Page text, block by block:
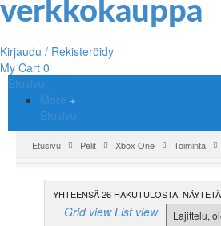
Kirjaudu / Rekisteröidy
My Cart 0
Etusivu
More
Etusivu
Etusivu Pelit Xbox One Toiminta
YHTEENSÄ 26 HAKUTULOSTA.
Grid view List view